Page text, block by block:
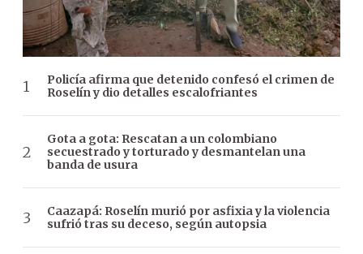
Policía afirma que detenido confesó el crimen de
Roselín y dio detalles escalofriantes
Gota a gota: Rescatan a un colombiano
secuestrado y torturado y desmantelan una
banda de usura
Caazapá: Roselín murió por asfixia y la violencia
sufrió tras su deceso, según autopsia